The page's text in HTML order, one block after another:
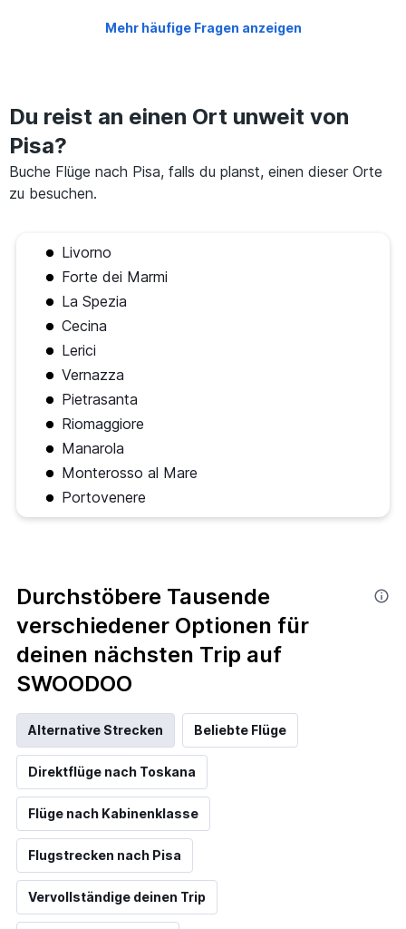
Mehr häufige Fragen anzeigen
Du reist an einen Ort unweit von
Pisa?
Buche Flüge nach Pisa, falls du planst, einen dieser Orte
zu besuchen.
Livorno
Forte dei Marmi
La Spezia
Cecina
Lerici
Vernazza
Pietrasanta
Riomaggiore
Manarola
Monterosso al Mare
Portovenere
Durchstöbere Tausende
verschiedener Optionen für
deinen nächsten Trip auf
SWOODOO
Alternative Strecken Beliebte Flüge
Direktflüge nach Toskana
Flüge nach Kabinenklasse
Flugstrecken nach Pisa
Vervollständige deinen Trip